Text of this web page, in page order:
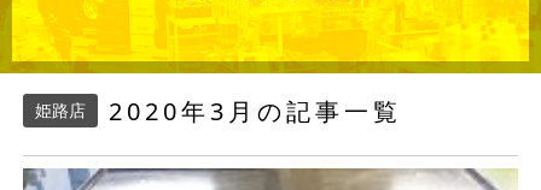
姫路店 2020年3月の記事一覧